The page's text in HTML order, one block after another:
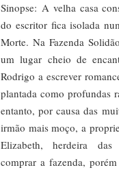
Sinopse: A velha casa
do escritor fica isolada
Morte. Na Fazenda
um lugar cheio de
Rodrigo a escrever
plantada como profundas
entanto, por causa das
irmão mais moço, a
Elizabeth, herdeira
comprar a fazenda,